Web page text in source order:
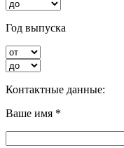
Год выпуска
Контактные данные:
Ваше имя *